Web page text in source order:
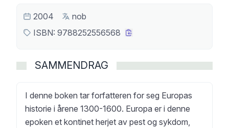
2004
nob
ISBN: 9788252556568
SAMMENDRAG
I denne boken tar forfatteren for seg Europas
historie i årene 1300-1600. Europa er i denne
epoken et kontinet herjet av pest og sykdom,